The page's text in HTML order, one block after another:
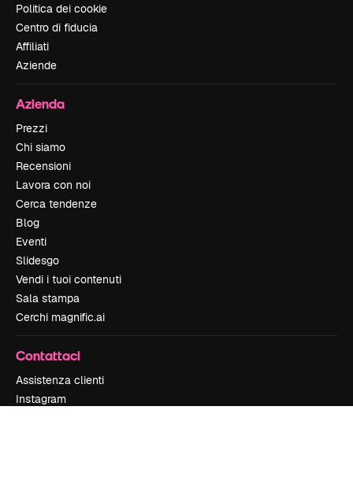
Politica dei cookie
Centro di fiducia
Affiliati
Aziende
Azienda
Prezzi
Chi siamo
Recensioni
Lavora con noi
Cerca tendenze
Blog
Eventi
Slidesgo
Vendi i tuoi contenuti
Sala stampa
Cerchi magnific.ai
Contattaci
Assistenza clienti
Instagram